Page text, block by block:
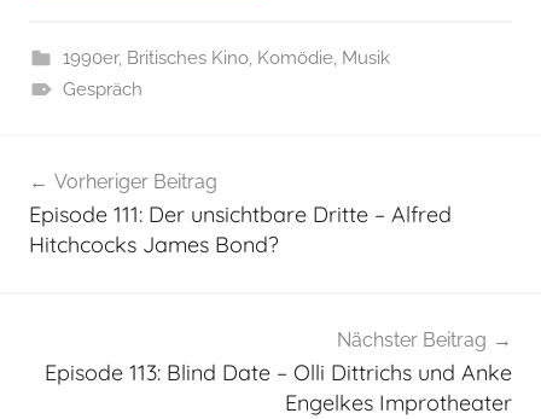
1990er, Britisches Kino, Komödie, Musik
Gespräch
Vorheriger Beitrag
Episode 111: Der unsichtbare Dritte – Alfred
Hitchcocks James Bond?
Nächster Beitrag
Episode 113: Blind Date – Olli Dittrichs und Anke
Engelkes Improtheater